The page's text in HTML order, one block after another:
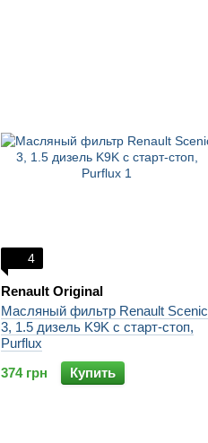
4
Renault Original
Масляный фильтр Renault Scenic
3, 1.5 дизель K9K с старт-стоп,
Purflux
374 грн
Купить